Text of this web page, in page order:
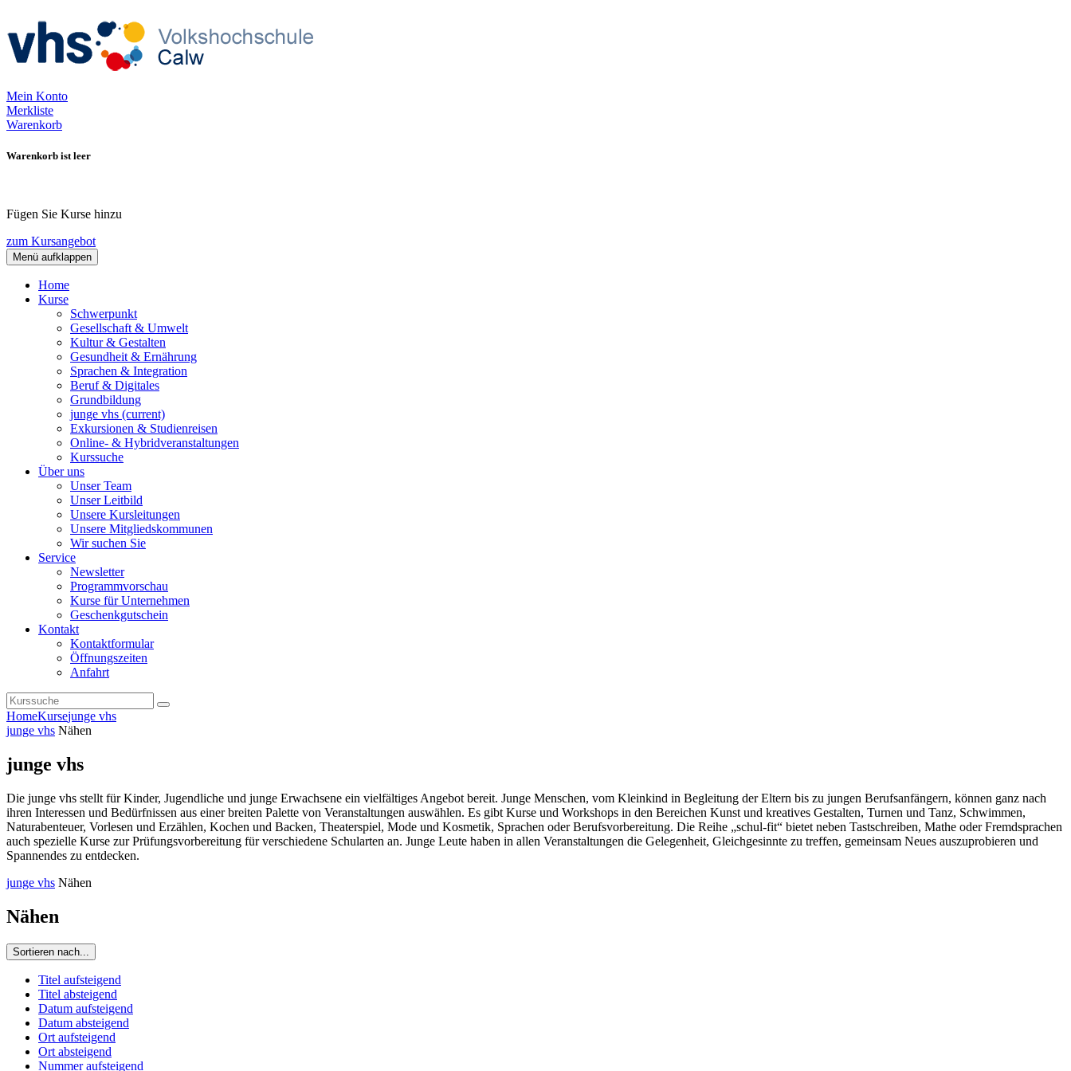
Mein Konto
Merkliste
Warenkorb
Warenkorb ist leer
Fügen Sie Kurse hinzu
zum Kursangebot
Menü aufklappen
Home
Kurse
Schwerpunkt
Gesellschaft & Umwelt
Kultur & Gestalten
Gesundheit & Ernährung
Sprachen & Integration
Beruf & Digitales
Grundbildung
junge vhs (current)
Exkursionen & Studienreisen
Online- & Hybridveranstaltungen
Kurssuche
Über uns
Unser Team
Unser Leitbild
Unsere Kursleitungen
Unsere Mitgliedskommunen
Wir suchen Sie
Service
Newsletter
Programmvorschau
Kurse für Unternehmen
Geschenkgutschein
Kontakt
Kontaktformular
Öffnungszeiten
Anfahrt
HomeKursejunge vhs
junge vhs Nähen
junge vhs
Die junge vhs stellt für Kinder, Jugendliche und junge Erwachsene ein vielfältiges Angebot bereit. Junge Menschen, vom Kleinkind in Begleitung der Eltern bis zu jungen Berufsanfängern, können ganz nach
ihren Interessen und Bedürfnissen aus einer breiten Palette von Veranstaltungen auswählen. Es gibt Kurse und Workshops in den Bereichen Kunst und kreatives Gestalten, Turnen und Tanz, Schwimmen,
Naturabenteuer, Vorlesen und Erzählen, Kochen und Backen, Theaterspiel, Mode und Kosmetik, Sprachen oder Berufsvorbereitung. Die Reihe „schul-fit“ bietet neben Tastschreiben, Mathe oder Fremdsprachen
auch spezielle Kurse zur Prüfungsvorbereitung für verschiedene Schularten an. Junge Leute haben in allen Veranstaltungen die Gelegenheit, Gleichgesinnte zu treffen, gemeinsam Neues auszuprobieren und
Spannendes zu entdecken.
junge vhs Nähen
Nähen
Sortieren nach...
Titel aufsteigend
Titel absteigend
Datum aufsteigend
Datum absteigend
Ort aufsteigend
Ort absteigend
Nummer aufsteigend